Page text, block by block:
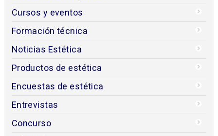
Cursos y eventos
Formación técnica
Noticias Estética
Productos de estética
Encuestas de estética
Entrevistas
Concurso